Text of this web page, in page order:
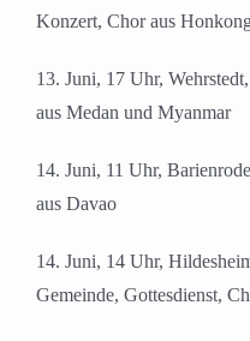
Konzert, Chor aus
13. Juni, 17 Uhr,
aus Medan und Myanmar
14. Juni, 11 Uhr,
aus Davao
14. Juni, 14 Uhr,
Gemeinde, Gottesdienst,